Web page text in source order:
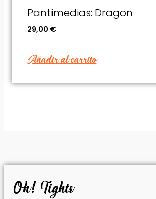
Pantimedias: Dragon
29,00 €
Añadir al carrito
Oh! Tights